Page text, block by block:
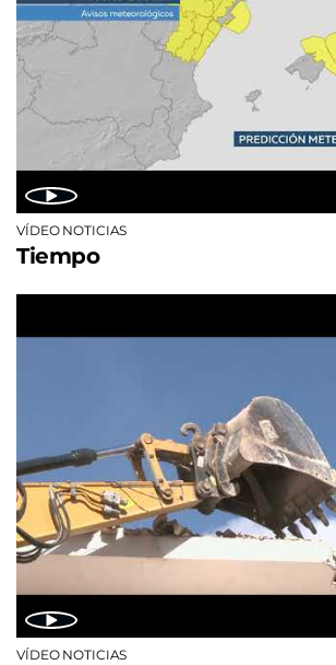
VÍDEO NOTICIAS
Tiempo
VÍDEO NOTICIAS